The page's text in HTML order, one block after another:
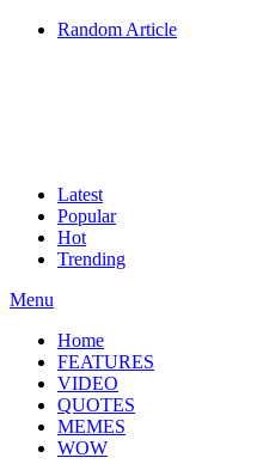
Random Article
Latest
Popular
Hot
Trending
Menu
Home
FEATURES
VIDEO
QUOTES
MEMES
WOW